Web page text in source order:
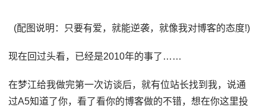
(配图说明：只要有爱，就能逆袭，就像我对博客的态度!)
现在回过头看，已经是2010年的事了……
在梦江给我做完第一次访谈后，就有位站长找到我，说通
过A5知道了你，看了看你的博客做的不错，想在你这里投